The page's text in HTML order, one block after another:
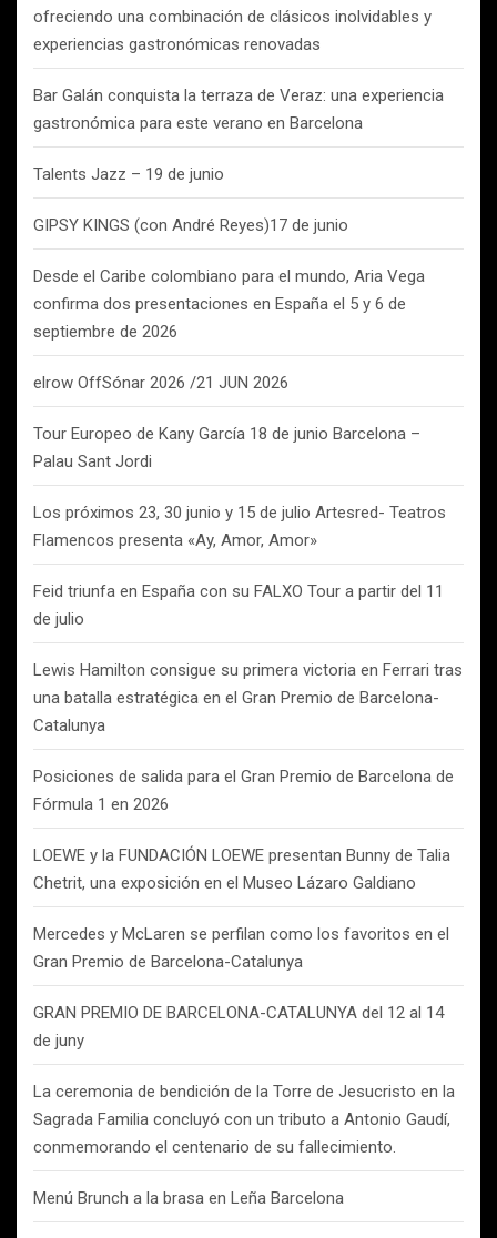
ofreciendo una combinación de clásicos inolvidables y
experiencias gastronómicas renovadas
Bar Galán conquista la terraza de Veraz: una experiencia
gastronómica para este verano en Barcelona
Talents Jazz – 19 de junio
GIPSY KINGS (con André Reyes)17 de junio
Desde el Caribe colombiano para el mundo, Aria Vega
confirma dos presentaciones en España el 5 y 6 de
septiembre de 2026
elrow OffSónar 2026 /21 JUN 2026
Tour Europeo de Kany García 18 de junio Barcelona –
Palau Sant Jordi
Los próximos 23, 30 junio y 15 de julio Artesred- Teatros
Flamencos presenta «Ay, Amor, Amor»
Feid triunfa en España con su FALXO Tour a partir del 11
de julio
Lewis Hamilton consigue su primera victoria en Ferrari tras
una batalla estratégica en el Gran Premio de Barcelona-
Catalunya
Posiciones de salida para el Gran Premio de Barcelona de
Fórmula 1 en 2026
LOEWE y la FUNDACIÓN LOEWE presentan Bunny de Talia
Chetrit, una exposición en el Museo Lázaro Galdiano
Mercedes y McLaren se perfilan como los favoritos en el
Gran Premio de Barcelona-Catalunya
GRAN PREMIO DE BARCELONA-CATALUNYA del 12 al 14
de juny
La ceremonia de bendición de la Torre de Jesucristo en la
Sagrada Familia concluyó con un tributo a Antonio Gaudí,
conmemorando el centenario de su fallecimiento.
Menú Brunch a la brasa en Leña Barcelona